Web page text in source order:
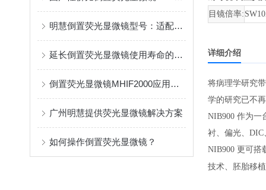
明慧倒置荧光显微镜型号：适配多场景需求，赋能科研与实验
延长倒置荧光显微镜使用寿命的操作规范
倒置荧光显微镜MHIF2000应用于伞蕈观察
广州明慧提供荧光显微镜解决方案
如何操作倒置荧光显微镜？
目镜倍率:
详细介绍
将病理学研究
学的研究已不
NIB900 作为一
衬、偏光、
NIB900 更可搭
技术、胚胎移